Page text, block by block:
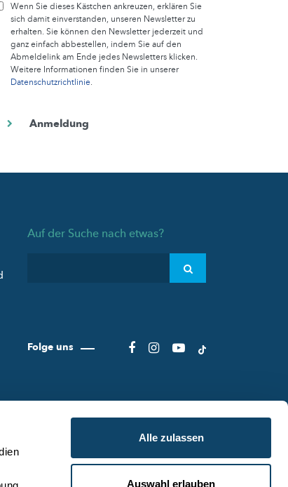
Alle zulassen
Auswahl erlauben
Wenn Sie dieses Kästchen ankreuzen, erklären Sie
sich damit einverstanden, unseren Newsletter zu
erhalten. Sie können den Newsletter jederzeit und
ganz einfach abbestellen, indem Sie auf den
Abmeldelink am Ende jedes Newsletters klicken.
Weitere Informationen finden Sie in unserer
Datenschutzrichtlinie.
Auf der Suche nach etwas?
Folge uns